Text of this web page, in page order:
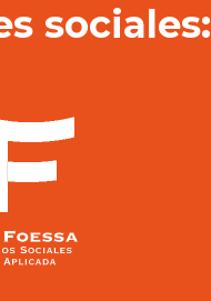
sociales: